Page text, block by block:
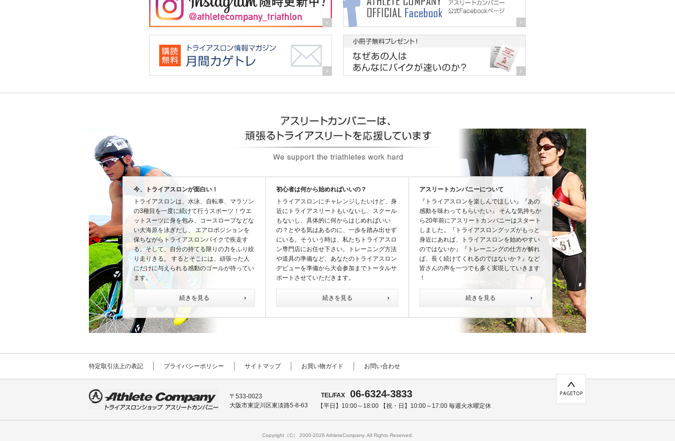
今、トライアスロンが面白い！
トライアスロンは、水泳、自転車、マラソン
の3種目を一度に続けて行うスポーツ！ウエ
ットスーツに身を包み、コースロープなどな
い大海原を泳ぎだし、 エアロポジションを
保ちながらトライアスロンバイクで疾走す
る。そして、自分の持てる限りの力をふり絞
り走りきる。 するとそこには、頑張った人
にだけに与えられる感動のゴールが待ってい
ます。
続きを見る
初心者は何から始めればいいの？
トライアスロンにチャレンジしたいけど、身
近にトライアスリートもいないし、スクール
もないし、具体的に何からはじめればいい
の？とやる気はあるのに、一歩を踏み出せず
にいる。そういう時は、私たちトライアスロ
ン専門店にお任せ下さい。トレーニング方法
や道具の準備など、あなたのトライアスロン
デビューを準備から大会参加までトータルサ
ポートさせていただきます。
続きを見る
アスリートカンパニーについて
『トライアスロンを楽しんでほしい』『あの
感動を味わってもらいたい』 そんな気持ちか
ら20年前にアスリートカンパニーはスタート
しました。『トライアスロングッズがもっと
身近にあれば、トライアスロンを始めやすい
のではないか』『トレーニングの仕方が解れ
ば、長く続けてくれるのではないか？』など
皆さんの声を一つでも多く実現していきます
！
続きを見る
特定取引法上の表記 プライバシーポリシー サイトマップ お買い物ガイド お問い合わせ
〒533-0023
大阪市東淀川区東淡路5-8-63
TEL/FAX 06-6324-3833
【平日】10:00～18:00 【祝・日】10:00～17:00 毎週火水曜定休
Copyright（C） 2000-2026 AthleteCompany. All Rights Reserved.